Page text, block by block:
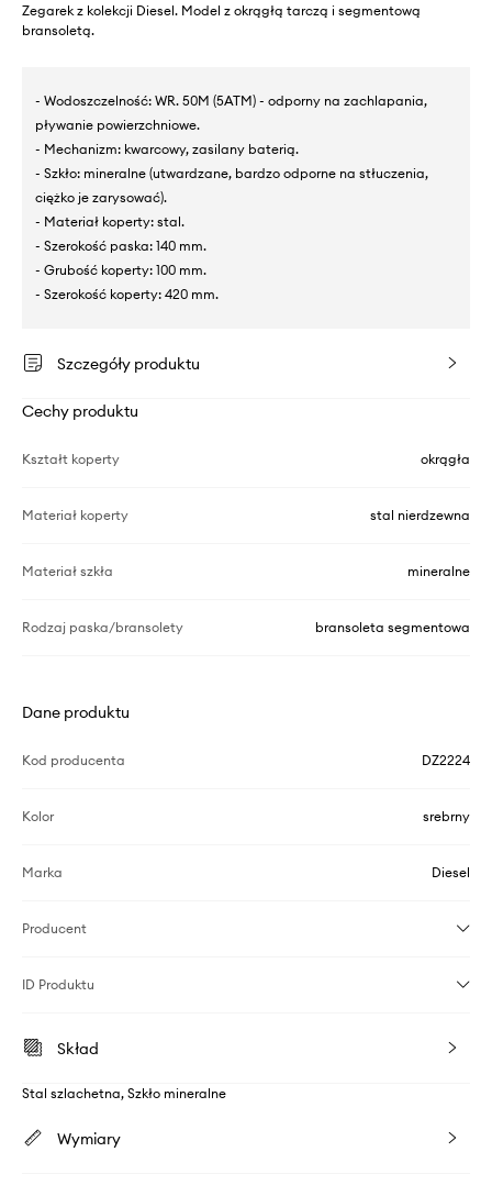
Zegarek z kolekcji Diesel. Model z okrągłą tarczą i segmentową
bransoletą.
- Wodoszczelność: WR. 50M (5ATM) - odporny na zachlapania,
pływanie powierzchniowe.
- Mechanizm: kwarcowy, zasilany baterią.
- Szkło: mineralne (utwardzane, bardzo odporne na stłuczenia,
ciężko je zarysować).
- Materiał koperty: stal.
- Szerokość paska: 140 mm.
- Grubość koperty: 100 mm.
- Szerokość koperty: 420 mm.
Szczegóły produktu
Cechy produktu
Kształt koperty okrągła
Materiał koperty stal nierdzewna
Materiał szkła mineralne
Rodzaj paska/bransolety bransoleta segmentowa
Dane produktu
Kod producenta DZ2224
Kolor srebrny
Marka Diesel
Producent
ID Produktu
Skład
Stal szlachetna, Szkło mineralne
Wymiary